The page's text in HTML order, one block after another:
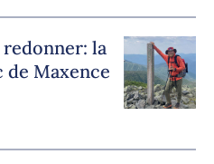
la
de Maxence